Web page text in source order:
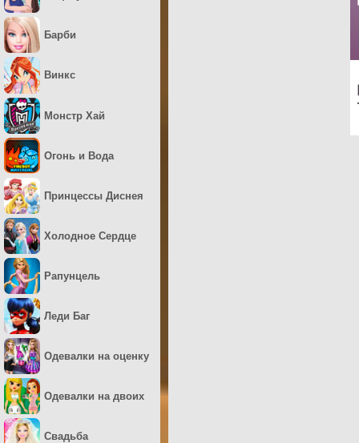
Барби
Винкс
Монстр Хай
Огонь и Вода
Принцессы Диснея
Холодное Сердце
Рапунцель
Леди Баг
Одевалки на оценку
Одевалки на двоих
Свадьба